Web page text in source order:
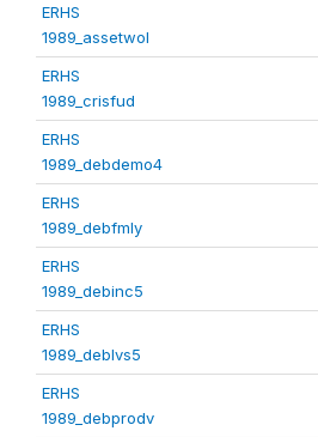
ERHS
1989_assetwol
ERHS
1989_crisfud
ERHS
1989_debdemo4
ERHS
1989_debfmly
ERHS
1989_debinc5
ERHS
1989_deblvs5
ERHS
1989_debprodv